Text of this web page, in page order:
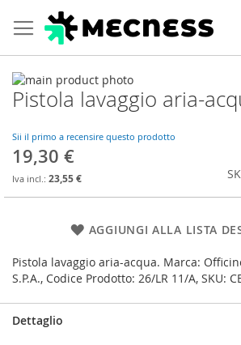
Vai
alla
fine
galleria
di
immagini
Vai
all'inizio
galleria
di
immagini
Pistola lavaggio aria-
Sii il primo a recensire questo prodotto
19,30 €
23,55 €
AGGIUNGI ALLA LISTA
Pistola lavaggio aria-acqua. Marca:
S.P.A., Codice Prodotto: 26/LR 11/A, SKU:
Dettaglio